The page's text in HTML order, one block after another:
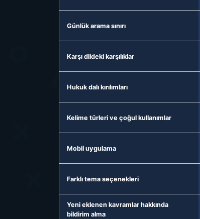
Günlük arama sınırı
Karşı dildeki karşılıklar
Hukuk dalı kırılımları
Kelime türleri ve çoğul kullanımlar
Mobil uygulama
Farklı tema seçenekleri
Yeni eklenen kavramlar hakkında
bildirim alma